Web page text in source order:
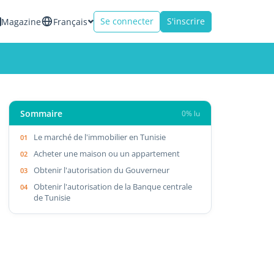
Magazine Français Se connecter S'inscrire
Sommaire 0% lu
Le marché de l'immobilier en Tunisie
Acheter une maison ou un appartement
Obtenir l'autorisation du Gouverneur
Obtenir l'autorisation de la Banque centrale
de Tunisie